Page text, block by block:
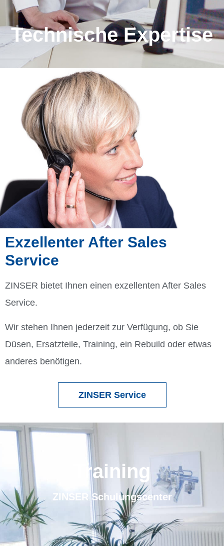
Technische Expertise
Exzellenter After Sales
Service
ZINSER bietet Ihnen einen exzellenten After Sales
Service.
Wir stehen Ihnen jederzeit zur Verfügung, ob Sie
Düsen, Ersatzteile, Training, ein Rebuild oder etwas
anderes benötigen.
ZINSER Service
Training
ZINSER Schulungscenter